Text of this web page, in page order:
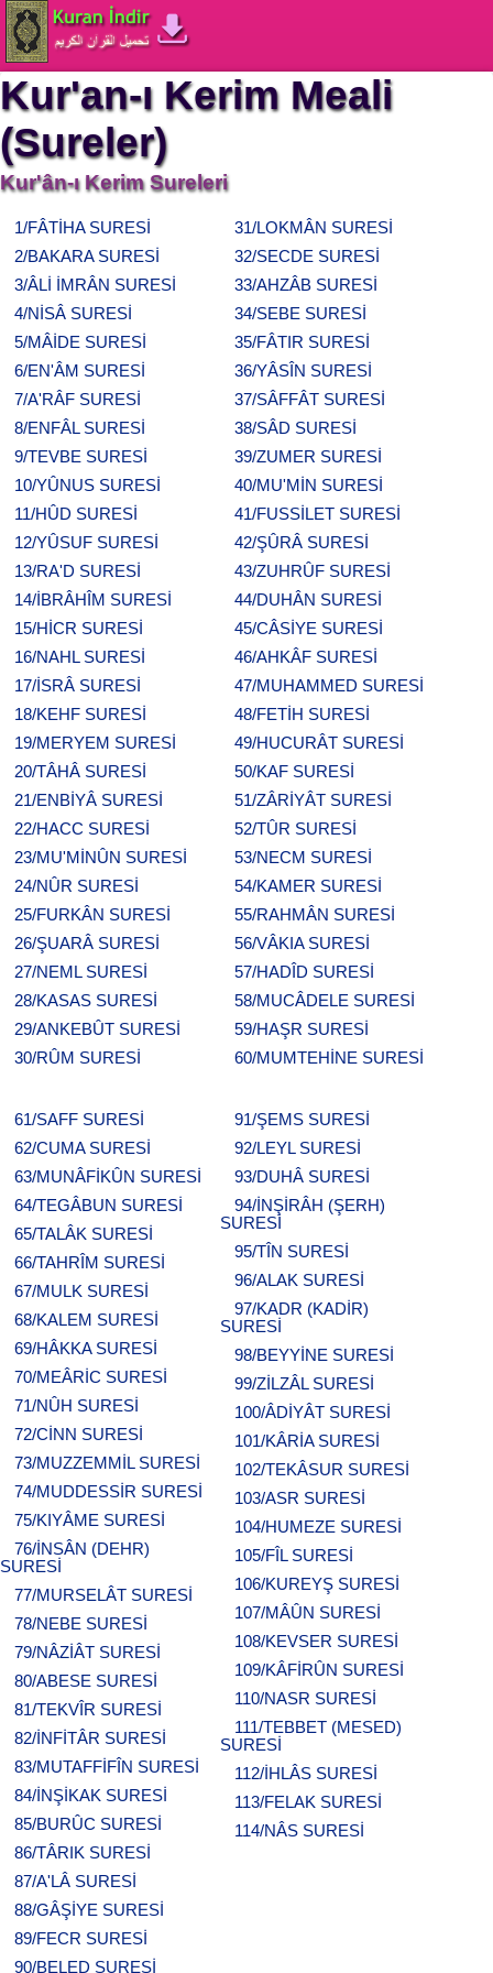
Kur'an-ı Kerim Meali
(Sureler)
Kur'ân-ı Kerim Sureleri
1/FÂTİHA SURESİ
2/BAKARA SURESİ
3/ÂLİ İMRÂN SURESİ
4/NİSÂ SURESİ
5/MÂİDE SURESİ
6/EN'ÂM SURESİ
7/A'RÂF SURESİ
8/ENFÂL SURESİ
9/TEVBE SURESİ
10/YÛNUS SURESİ
11/HÛD SURESİ
12/YÛSUF SURESİ
13/RA'D SURESİ
14/İBRÂHÎM SURESİ
15/HİCR SURESİ
16/NAHL SURESİ
17/İSRÂ SURESİ
18/KEHF SURESİ
19/MERYEM SURESİ
20/TÂHÂ SURESİ
21/ENBİYÂ SURESİ
22/HACC SURESİ
23/MU'MİNÛN SURESİ
24/NÛR SURESİ
25/FURKÂN SURESİ
26/ŞUARÂ SURESİ
27/NEML SURESİ
28/KASAS SURESİ
29/ANKEBÛT SURESİ
30/RÛM SURESİ
31/LOKMÂN SURESİ
32/SECDE SURESİ
33/AHZÂB SURESİ
34/SEBE SURESİ
35/FÂTIR SURESİ
36/YÂSÎN SURESİ
37/SÂFFÂT SURESİ
38/SÂD SURESİ
39/ZUMER SURESİ
40/MU'MİN SURESİ
41/FUSSİLET SURESİ
42/ŞÛRÂ SURESİ
43/ZUHRÛF SURESİ
44/DUHÂN SURESİ
45/CÂSİYE SURESİ
46/AHKÂF SURESİ
47/MUHAMMED SURESİ
48/FETİH SURESİ
49/HUCURÂT SURESİ
50/KAF SURESİ
51/ZÂRİYÂT SURESİ
52/TÛR SURESİ
53/NECM SURESİ
54/KAMER SURESİ
55/RAHMÂN SURESİ
56/VÂKIA SURESİ
57/HADÎD SURESİ
58/MUCÂDELE SURESİ
59/HAŞR SURESİ
60/MUMTEHİNE SURESİ
61/SAFF SURESİ
62/CUMA SURESİ
63/MUNÂFİKÛN SURESİ
64/TEGÂBUN SURESİ
65/TALÂK SURESİ
66/TAHRÎM SURESİ
67/MULK SURESİ
68/KALEM SURESİ
69/HÂKKA SURESİ
70/MEÂRİC SURESİ
71/NÛH SURESİ
72/CİNN SURESİ
73/MUZZEMMİL SURESİ
74/MUDDESSİR SURESİ
75/KIYÂME SURESİ
76/İNSÂN (DEHR)
SURESİ
77/MURSELÂT SURESİ
78/NEBE SURESİ
79/NÂZİÂT SURESİ
80/ABESE SURESİ
81/TEKVÎR SURESİ
82/İNFİTÂR SURESİ
83/MUTAFFİFÎN SURESİ
84/İNŞİKAK SURESİ
85/BURÛC SURESİ
86/TÂRIK SURESİ
87/A'LÂ SURESİ
88/GÂŞİYE SURESİ
89/FECR SURESİ
90/BELED SURESİ
91/ŞEMS SURESİ
92/LEYL SURESİ
93/DUHÂ SURESİ
94/İNŞİRÂH (ŞERH)
SURESİ
95/TÎN SURESİ
96/ALAK SURESİ
97/KADR (KADİR)
SURESİ
98/BEYYİNE SURESİ
99/ZİLZÂL SURESİ
100/ÂDİYÂT SURESİ
101/KÂRİA SURESİ
102/TEKÂSUR SURESİ
103/ASR SURESİ
104/HUMEZE SURESİ
105/FÎL SURESİ
106/KUREYŞ SURESİ
107/MÂÛN SURESİ
108/KEVSER SURESİ
109/KÂFİRÛN SURESİ
110/NASR SURESİ
111/TEBBET (MESED)
SURESİ
112/İHLÂS SURESİ
113/FELAK SURESİ
114/NÂS SURESİ